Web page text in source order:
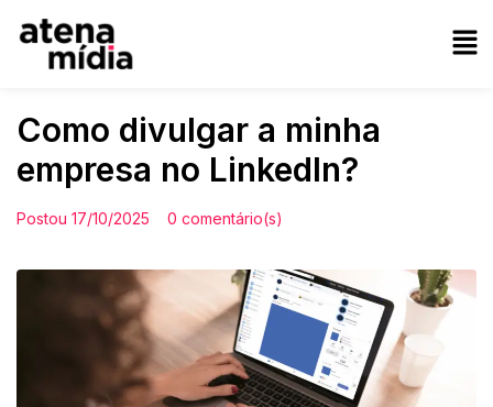
Como divulgar a minha
empresa no LinkedIn?
Postou 17/10/2025 0 comentário(s)